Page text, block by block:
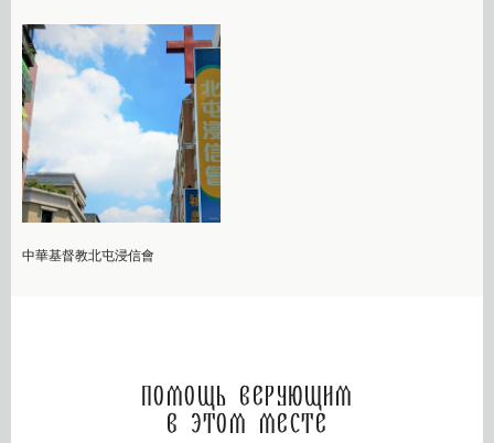
中華基督教北屯浸信會
Помощь верующим
в этом месте